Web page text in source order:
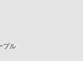
プル